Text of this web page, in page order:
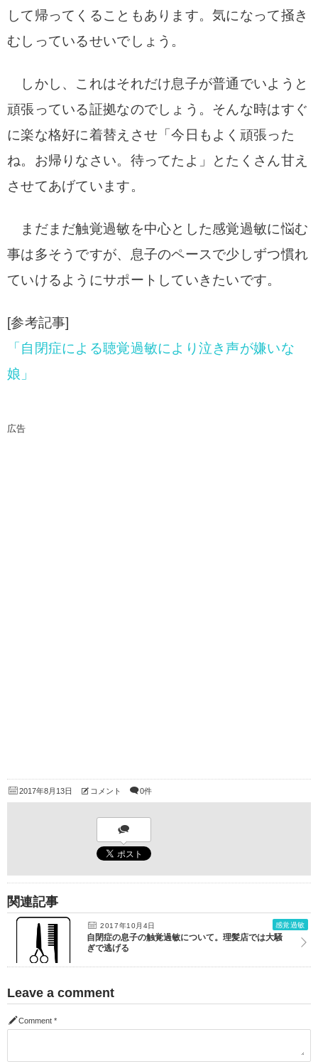
して帰ってくることもあります。気になって掻き
むしっているせいでしょう。
しかし、これはそれだけ息子が普通でいようと
頑張っている証拠なのでしょう。そんな時はすぐ
に楽な格好に着替えさせ「今日もよく頑張った
ね。お帰りなさい。待ってたよ」とたくさん甘え
させてあげています。
まだまだ触覚過敏を中心とした感覚過敏に悩む
事は多そうですが、息子のペースで少しずつ慣れ
ていけるようにサポートしていきたいです。
[参考記事]
「自閉症による聴覚過敏により泣き声が嫌いな
娘」
広告
2017年8月13日 コメント 0件
関連記事
2017年10月4日 感覚過敏
自閉症の息子の触覚過敏について。理髪店では大騒
ぎで逃げる
Leave a comment
Comment *